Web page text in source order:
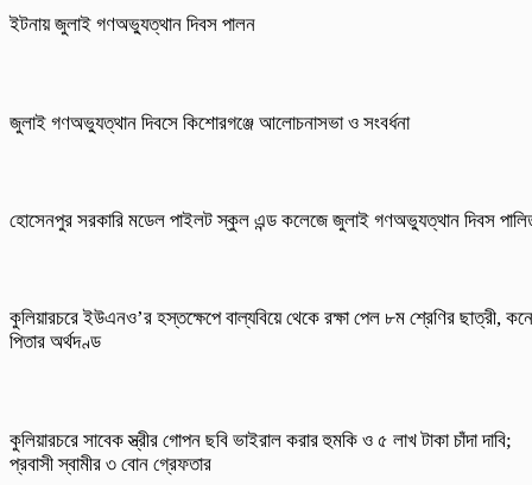
ইটনায় জুলাই গণঅভ্যুত্থান দিবস পালন
জুলাই গণঅভ্যুত্থান দিবসে কিশোরগঞ্জে আলোচনাসভা ও সংবর্ধনা
হোসেনপুর সরকারি মডেল পাইলট স্কুল এন্ড কলেজে জুলাই গণঅভ্যুত্থান দিবস
কুলিয়ারচরে ইউএনও’র হস্তক্ষেপে বাল্যবিয়ে থেকে রক্ষা পেল ৮ম শ্রেণির ছাত্রী,
পিতার অর্থদণ্ড
কুলিয়ারচরে সাবেক স্ত্রীর গোপন ছবি ভাইরাল করার হুমকি ও ৫ লাখ টাকা চাঁদা দাবি;
প্রবাসী স্বামীর ৩ বোন গ্রেফতার